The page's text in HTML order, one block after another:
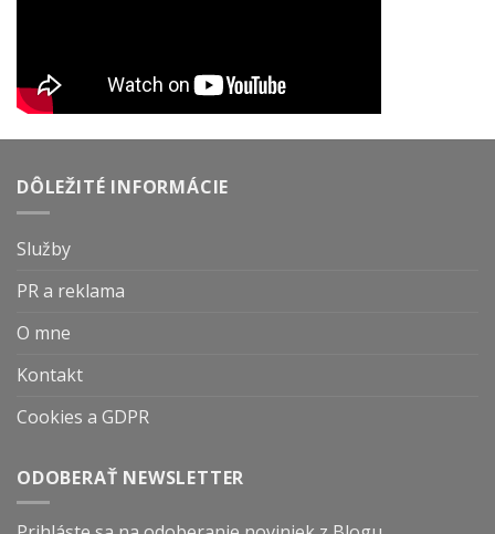
DÔLEŽITÉ INFORMÁCIE
Služby
PR a reklama
O mne
Kontakt
Cookies a GDPR
ODOBERAŤ NEWSLETTER